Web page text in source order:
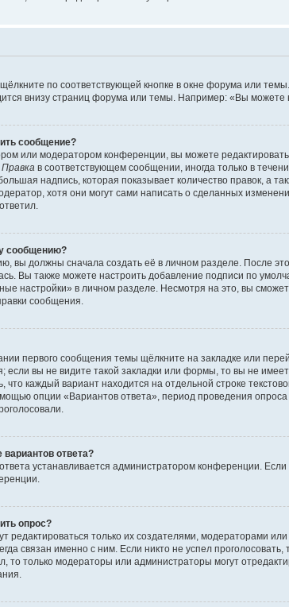
по соответствующей кнопке в окне форума или
внизу страниц форума или темы. Например: «Вы можете
сообщение?
или модератором конференции, вы можете
Правка в соответствующем сообщении, иногда только в
надпись, которая показывает количество правок, а
хотя они могут сами написать о сделанных
сообщению?
вы должны сначала создать её в личном разделе. После
Вы также можете настроить добавление подписи по
настройки» в личном разделе. Несмотря на это, вы
сообщения.
первого сообщения темы щёлкните на закладке или
если вы не видите такой закладки или формы, то вы не
каждый вариант находится на отдельной строке
опции «Вариантов ответа», период проведения
ответа?
устанавливается администратором конференции.
опрос?
редактироваться только их создателями, модераторами
связан именно с ним. Если никто не успел
то только модераторы или администраторы могут